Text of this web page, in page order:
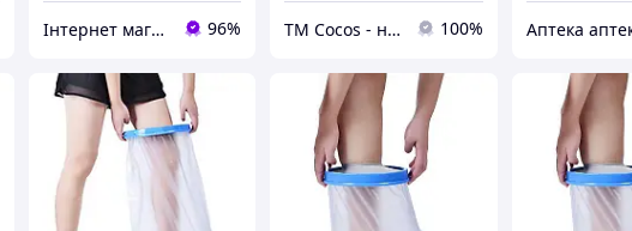
Інтернет магазин Постелюшка (Домашній текстиль, сумки, товари для дому та відпочинку) 96% ТМ Cocos - натуральна косметика та побутова хімія 100%